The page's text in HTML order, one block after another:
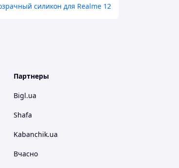
силикон для Realme 12
Партнеры
Bigl.ua
Shafa
Kabanchik.ua
Вчасно